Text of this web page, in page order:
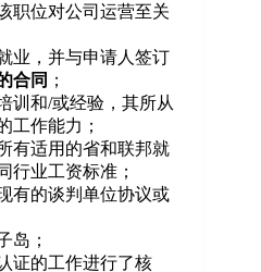
职位对公司运营至关
业，并与申请人签订
合同 ；
训和/或经验，其所从
工作能力；
有适用的省和联邦就
行业工资标准；
有的谈判单位协议或
岛；
证的工作进行了核